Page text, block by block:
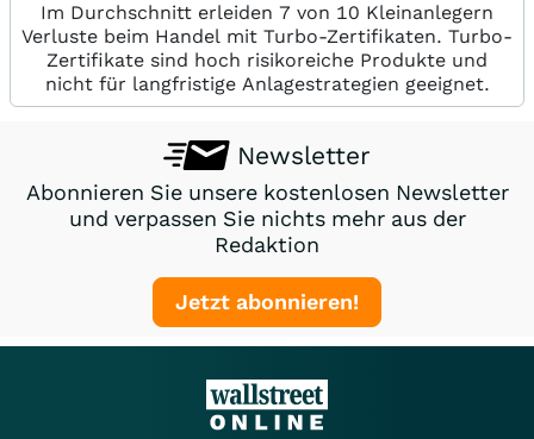
Im Durchschnitt erleiden 7 von 10 Kleinanlegern
Verluste beim Handel mit Turbo-Zertifikaten. Turbo-
Zertifikate sind hoch risikoreiche Produkte und
nicht für langfristige Anlagestrategien geeignet.
Newsletter
Abonnieren Sie unsere kostenlosen Newsletter
und verpassen Sie nichts mehr aus der
Redaktion
Jetzt abonnieren!